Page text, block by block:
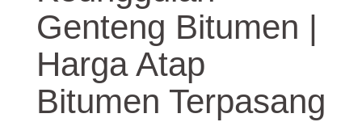
Genteng Bitumen |
Harga Atap
Bitumen Terpasang